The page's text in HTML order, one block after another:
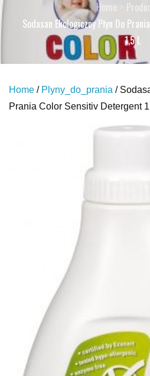
Home
Sodasan Ekologiczny Płyn Do
1,5 L
Home / Plyny_do_prania /
Prania Color Sensitiv Detergent